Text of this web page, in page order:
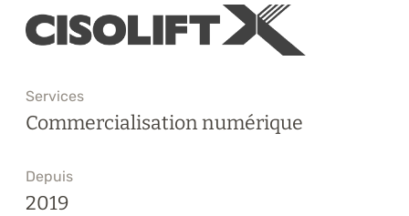
Blogue
Nous joindre
Services
Commercialisation numérique
Depuis
2019